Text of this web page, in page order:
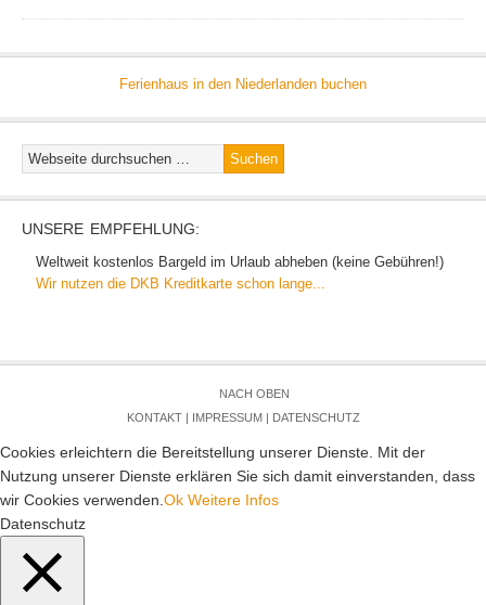
Ferienhaus in den Niederlanden buchen
UNSERE EMPFEHLUNG:
Weltweit kostenlos Bargeld im Urlaub abheben (keine Gebühren!)
Wir nutzen die DKB Kreditkarte schon lange...
NACH OBEN
KONTAKT| IMPRESSUM| DATENSCHUTZ
Cookies erleichtern die Bereitstellung unserer Dienste. Mit der
Nutzung unserer Dienste erklären Sie sich damit einverstanden, dass
wir Cookies verwenden. Ok Weitere Infos
Datenschutz